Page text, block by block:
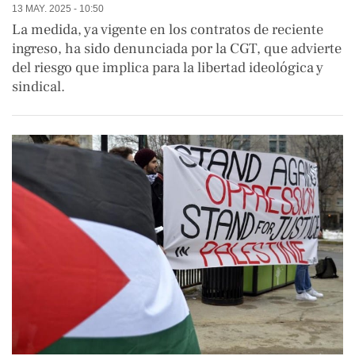
13 MAY. 2025 - 10:50
La medida, ya vigente en los contratos de reciente
ingreso, ha sido denunciada por la CGT, que advierte
del riesgo que implica para la libertad ideológica y
sindical.